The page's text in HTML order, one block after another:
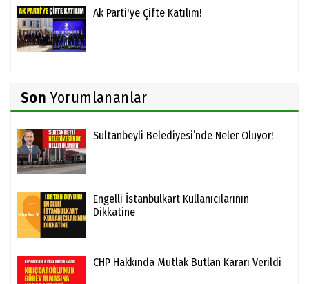
Ak Parti'ye Çifte Katılım!
Son Yorumlananlar
Sultanbeyli Belediyesi’nde Neler Oluyor!
Engelli İstanbulkart Kullanıcılarının
Dikkatine
CHP Hakkında Mutlak Butlan Kararı Verildi